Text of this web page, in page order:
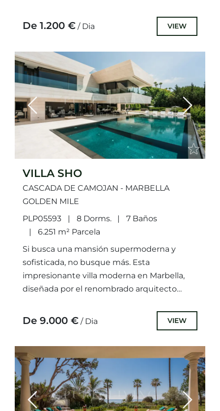
andaluza, esta extraordinaria...
De 1.200 € / Dia VIEW
Previous Next
VILLA SHO
CASCADA DE CAMOJAN - MARBELLA
GOLDEN MILE
PLP05593
8 Dorms.
7 Baños
6.251 m² Parcela
Si busca una mansión supermoderna y
sofisticada, no busque más. Esta
impresionante villa moderna en Marbella,
diseñada por el renombrado arquitecto
arquitectura se...
De 9.000 € / Dia VIEW
Previous Next